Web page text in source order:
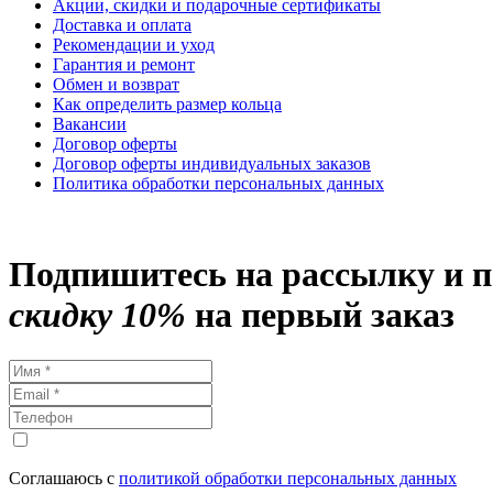
Акции, скидки и подарочные сертификаты
Доставка и оплата
Рекомендации и уход
Гарантия и ремонт
Обмен и возврат
Как определить размер кольца
Вакансии
Договор оферты
Договор оферты индивидуальных заказов
Политика обработки персональных данных
Подпишитесь на рассылку и
скидку 10% на первый заказ
Соглашаюсь с политикой обработки персональных данных